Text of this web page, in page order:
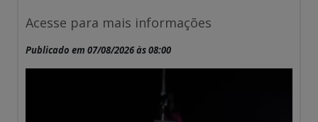
Acesse para mais informações
Publicado em 07/08/2026 às 08:00